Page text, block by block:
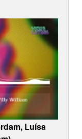
Luísa